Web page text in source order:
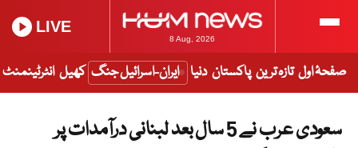
8 Aug, 2026
LIVE
صفحۂ اول تازہ ترین پاکستان دنیا ایران-اسرائیل جنگ کھیل انٹرٹینمنٹ
سعودی عرب نے 5 سال بعد لبنانی درآمدات پر